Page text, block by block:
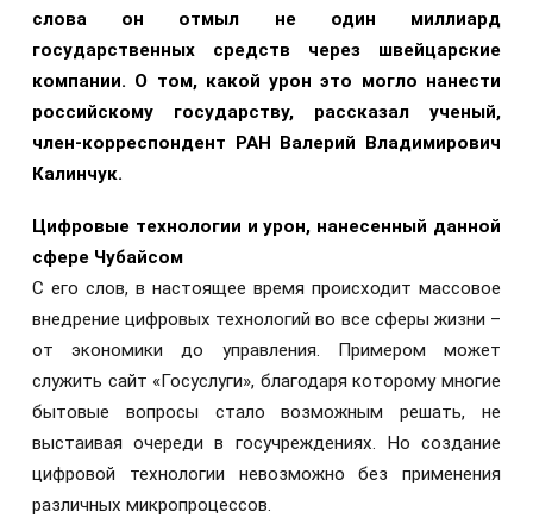
слова он отмыл не один миллиард
государственных средств через швейцарские
компании. О том, какой урон это могло нанести
российскому государству, рассказал ученый,
член-корреспондент РАН Валерий Владимирович
Калинчук.
Цифровые технологии и урон, нанесенный данной
сфере Чубайсом
С его слов, в настоящее время происходит массовое
внедрение цифровых технологий во все сферы жизни –
от экономики до управления. Примером может
служить сайт «Госуслуги», благодаря которому многие
бытовые вопросы стало возможным решать, не
выстаивая очереди в госучреждениях. Но создание
цифровой технологии невозможно без применения
различных микропроцессов.